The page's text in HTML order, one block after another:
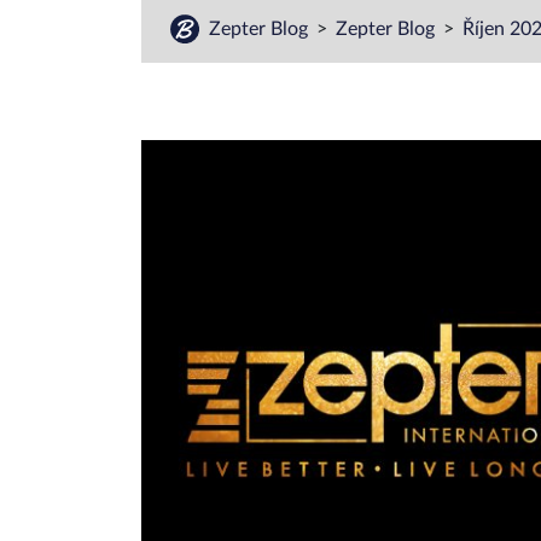
Zepter Blog Zepter Blog Říjen